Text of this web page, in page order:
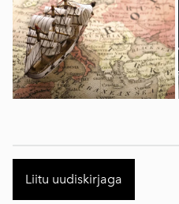
Liitu uudiskirjaga